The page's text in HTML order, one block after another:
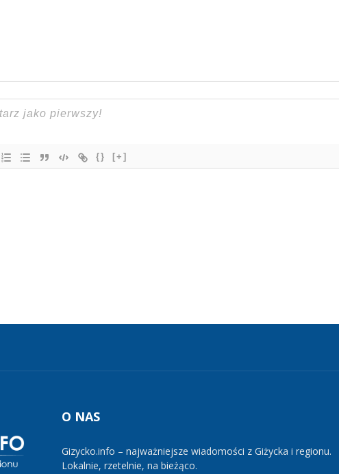
{} [+]
O NAS
Gizycko.info – najważniejsze wiadomości z Giżycka i regionu.
Lokalnie, rzetelnie, na bieżąco.